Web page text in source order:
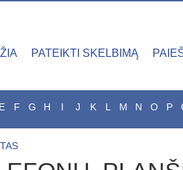
PATEIKTI SKELBIMĄ
E F G H I J K L M N O P